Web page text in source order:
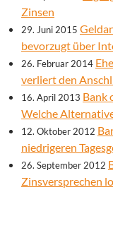
Zinsen
29. Juni 2015
bevorzugt über
26. Februar 2014
verliert den
16. April 2013 Bank
Welche
12. Oktober 2012
niedrigeren
26. September 2012
Zinsversprechen